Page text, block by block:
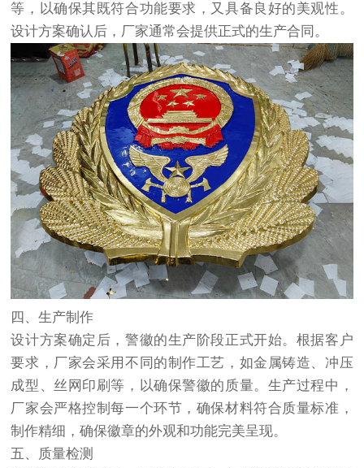
等，以确保其既符合功能要求，又具备良好的美观性。
设计方案确认后，厂家通常会提供正式的生产合同。
四、生产制作
设计方案确定后，警徽的生产阶段正式开始。根据客户
要求，厂家会采用不同的制作工艺，如金属铸造、冲压
成型、丝网印刷等，以确保警徽的质量。生产过程中，
厂家会严格控制每一个环节，确保材料符合质量标准，
制作精细，确保徽章的外观和功能完美呈现。
五、质量检测